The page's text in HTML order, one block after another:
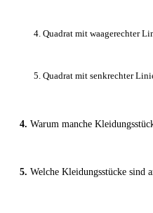
4. Quadrat mit waagerechter
5. Quadrat mit senkrechter
Warum manche
Welche Kleidungsstücke sind